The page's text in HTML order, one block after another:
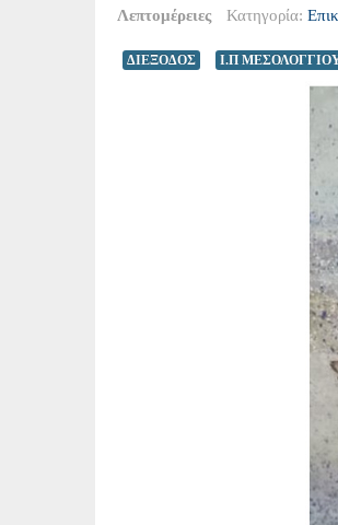
Λεπτομέρειες Κατηγορία:
ΔΙΕΞΟΔΟΣ Ι.Π